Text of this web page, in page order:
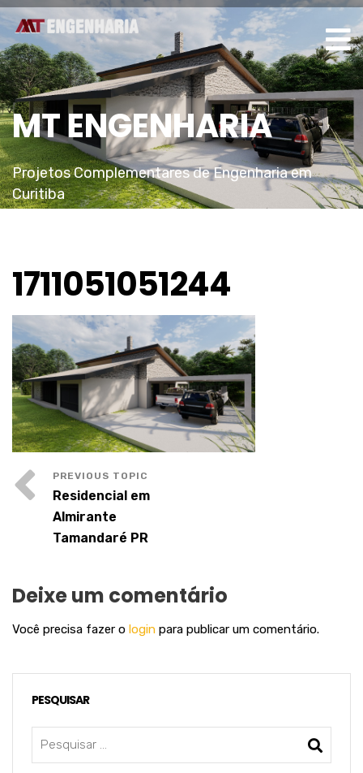
MT ENGENHARIA
Projetos Complementares de Engenharia em
Curitiba
1711051051244
Residencial em
Almirante
Tamandaré PR
Deixe um comentário
Você precisa fazer o login para publicar um comentário.
PESQUISAR